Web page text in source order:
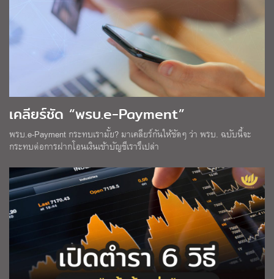
เคลียร์ชัด “พรบ.e-Payment”
พรบ.e-Payment กระทบเรามั้ย? มาเคลียร์กันให้ชัดๆ ว่า พรบ. ฉบับนี้จะ
กระทบต่อการฝากโอนเงินเข้าบัญชีเรารึเปล่า